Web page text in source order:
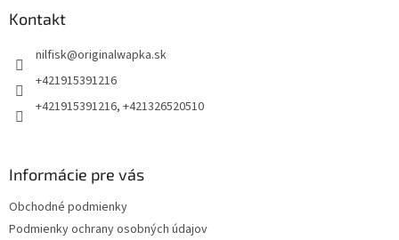
Kontakt
nilfisk@originalwapka.sk
+421915391216
+421915391216, +421326520510
Informácie pre vás
Obchodné podmienky
Podmienky ochrany osobných údajov